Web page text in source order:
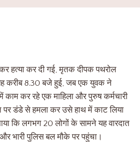
हत्या कर दी गई, मृतक दीपक पथरोल
करीब 8.30 बजे हुई, जब एक युवक ने
कर रहे एक माहिला और पुरुष कर्मचारी
पर डंडे से हमला कर उसे हाथ में काट लिया
कि लगभग 20 लोगों के सामने यह वारदात
भारी पुलिस बल मौके पर पहुंचा।